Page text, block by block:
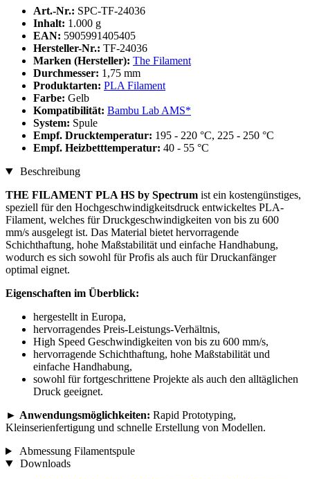
Art.-Nr.: SPC-TF-24036
Inhalt: 1.000 g
EAN: 5905991405405
Hersteller-Nr.: TF-24036
Marken (Hersteller): The Filament
Durchmesser: 1,75 mm
Produktarten: PLA Filament
Farbe: Gelb
Kompatibilität: Bambu Lab AMS*
System: Spule
Empf. Drucktemperatur: 195 - 220 °C, 225 - 250 °C
Empf. Heizbetttemperatur: 40 - 55 °C
Beschreibung
THE FILAMENT PLA HS by Spectrum ist ein kostengünstiges,
speziell für den Hochgeschwindigkeitsdruck entwickeltes PLA-
Filament, welches für Druckgeschwindigkeiten von bis zu 600
mm/s ausgelegt ist. Das Material bietet hervorragende
Schichthaftung, hohe Maßstabilität und einfache Handhabung,
wodurch es sich sowohl für Profis als auch für Druckanfänger
optimal eignet.
Eigenschaften im Überblick:
hergestellt in Europa,
hervorragendes Preis-Leistungs-Verhältnis,
High Speed Geschwindigkeiten von bis zu 600 mm/s,
hervorragende Schichthaftung, hohe Maßstabilität und
einfache Handhabung,
sowohl für fortgeschrittene Projekte als auch den alltäglichen
Druck geeignet.
► Anwendungsmöglichkeiten: Rapid Prototyping,
Kleinserienfertigung und schnelle Erstellung von Modellen.
Abmessung Filamentspule
Downloads